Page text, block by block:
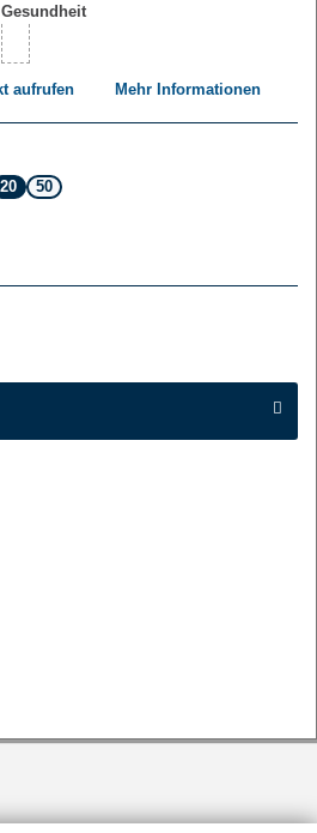
aufrufen Mehr Informationen
20 50